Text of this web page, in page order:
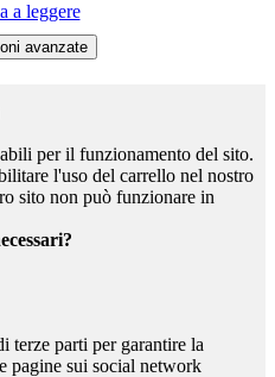
a leggere
per il funzionamento del sito.
l'uso del carrello nel nostro
sito non può funzionare in
terze parti per garantire la
pagine sui social network